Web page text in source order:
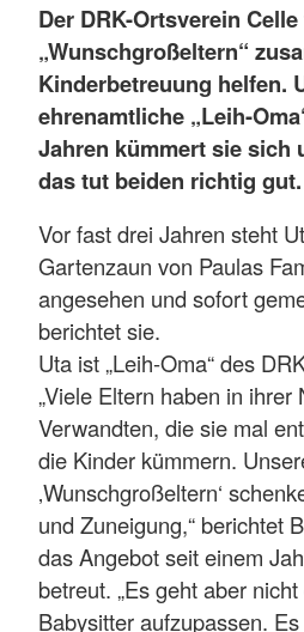
Der DRK-Ortsverein
„Wunschgroßeltern“
Kinderbetreuung helfen.
ehrenamtliche „Leih-
Jahren kümmert sie sich
das tut beiden richtig gut.
Vor fast drei Jahren steht
Gartenzaun von Paulas
angesehen und sofort
berichtet sie.
Uta ist „Leih-Oma“ des
„Viele Eltern haben in ihrer
Verwandten, die sie mal
die Kinder kümmern.
‚Wunschgroßeltern‘
und Zuneigung,“ berichtet
das Angebot seit einem
betreut. „Es geht aber
Babysitter aufzupassen.